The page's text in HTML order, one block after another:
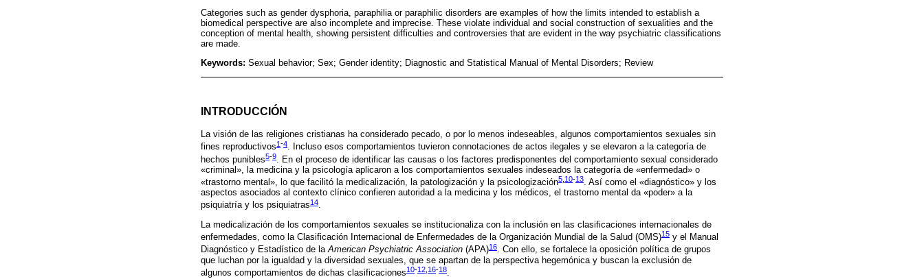
Categories such as gender dysphoria, paraphilia or paraphilic disorders are examples of how the limits intended to establish a
biomedical perspective are also incomplete and imprecise. These violate individual and social construction of sexualities and the
conception of mental health, showing persistent difficulties and controversies that are evident in the way psychiatric classifications
are made.
Keywords: Sexual behavior; Sex; Gender identity; Diagnostic and Statistical Manual of Mental Disorders; Review
INTRODUCCIÓN
La visión de las religiones cristianas ha considerado pecado, o por lo menos indeseables, algunos comportamientos sexuales sin
fines reproductivos1-4. Incluso esos comportamientos tuvieron connotaciones de actos ilegales y se elevaron a la categoría de
hechos punibles5-9. En el proceso de identificar las causas o los factores predisponentes del comportamiento sexual considerado
«criminal», la medicina y la psicología aplicaron a los comportamientos sexuales indeseados la categoría de «enfermedad» o
«trastorno mental», lo que facilitó la medicalización, la patologización y la psicologización5 10-13. Así como el «diagnóstico» y los
aspectos asociados al contexto clínico confieren autoridad a la medicina y los médicos, el trastorno mental da «poder» a la
psiquiatría y los psiquiatras14.
La medicalización de los comportamientos sexuales se institucionaliza con la inclusión en las clasificaciones internacionales de
enfermedades, como la Clasificación Internacional de Enfermedades de la Organización Mundial de la Salud (OMS)15 y el Manual
Diagnóstico y Estadístico de laAmerican Psychiatric Association (APA)16. Con ello, se fortalece la oposición política de grupos
que luchan por la igualdad y la diversidad sexuales, que se apartan de la perspectiva hegemónica y buscan la exclusión de
algunos comportamientos de dichas clasificaciones10-12 16-18.